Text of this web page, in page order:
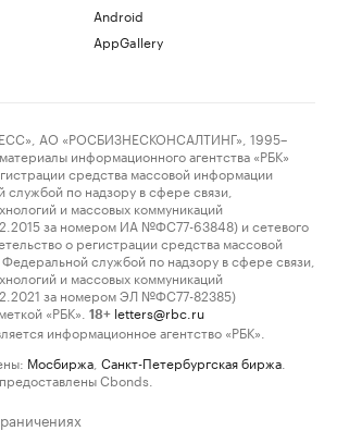
Android
AppGallery
АО «РОСБИЗНЕСКОНСАЛТИНГ», 1995–
информационного агентства «РБК»
средства массовой информации
по надзору в сфере связи,
и массовых коммуникаций
за номером ИА №ФС77-63848) и сетевого
о регистрации средства массовой
службой по надзору в сфере связи,
и массовых коммуникаций
за номером ЭЛ №ФС77-82385)
«РБК».
18+ letters@rbc.ru
информационное агентство «РБК».
Мосбиржа Санкт-Петербургская биржа
Cbonds.